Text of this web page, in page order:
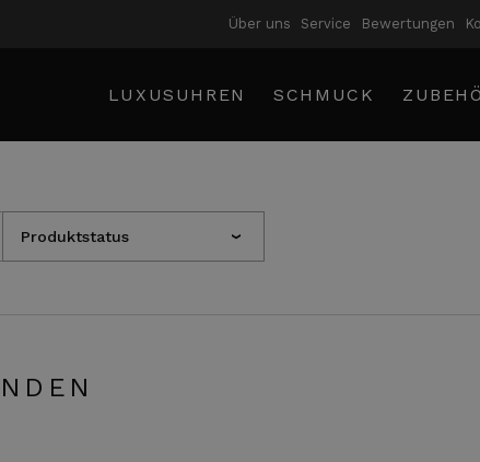
Über uns Service Bewertungen
LUXUSUHREN SCHMUCK
Produktstatus ›